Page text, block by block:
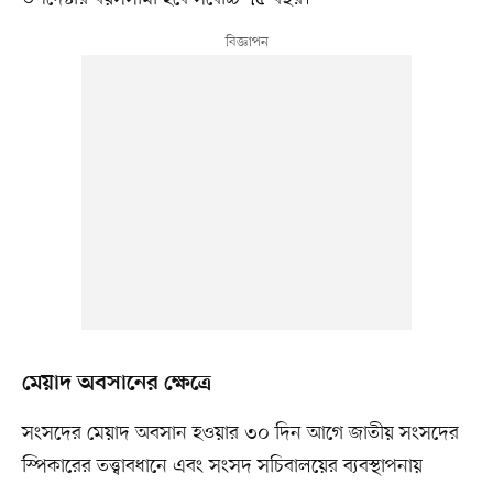
মেয়াদ অবসানের ক্ষেত্রে
সংসদের মেয়াদ অবসান হওয়ার ৩০ দিন আগে জাতীয় সংসদের
স্পিকারের তত্ত্বাবধানে এবং সংসদ সচিবালয়ের ব্যবস্থাপনায়